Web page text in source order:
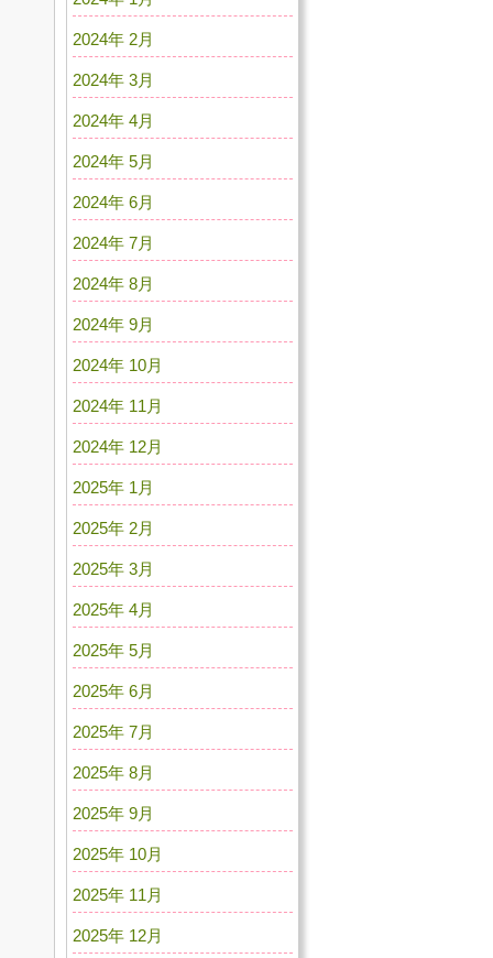
2024年 2月
2024年 3月
2024年 4月
2024年 5月
2024年 6月
2024年 7月
2024年 8月
2024年 9月
2024年 10月
2024年 11月
2024年 12月
2025年 1月
2025年 2月
2025年 3月
2025年 4月
2025年 5月
2025年 6月
2025年 7月
2025年 8月
2025年 9月
2025年 10月
2025年 11月
2025年 12月